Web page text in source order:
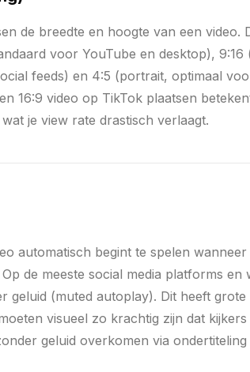
de breedte en hoogte van een video.
voor YouTube en desktop),
feeds) en 4:5 (portrait, optimaal
16:9 video op TikTok plaatsen
je view rate drastisch verlaagt.
automatisch begint te spelen
de meeste social media platforms en
geluid (muted autoplay). Dit heeft
visueel zo krachtig zijn dat
geluid overkomen via